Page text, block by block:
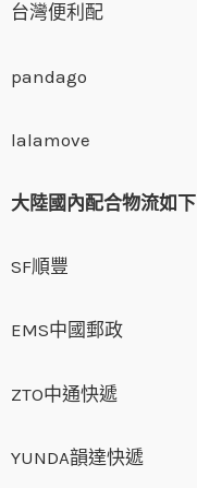
台灣便利配
pandago
lalamove
大陸國內配合物流如下
SF順豐
EMS中國郵政
ZTO中通快遞
YUNDA韻達快遞